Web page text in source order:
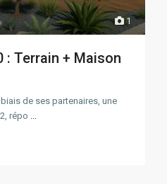
1
: Terrain + Maison
de ses partenaires, une
répo